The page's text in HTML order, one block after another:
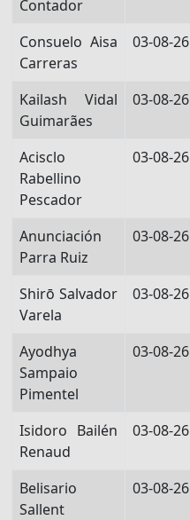
Contador
Consuelo Aisa
Carreras
03-08-26
Kailash Vidal
Guimarães
03-08-26
Acisclo
Rabellino
Pescador
03-08-26
Anunciación
Parra Ruiz
03-08-26
Shirō Salvador
Varela
03-08-26
Ayodhya
Sampaio
Pimentel
03-08-26
Isidoro Bailén
Renaud
03-08-26
Belisario
Sallent
03-08-26